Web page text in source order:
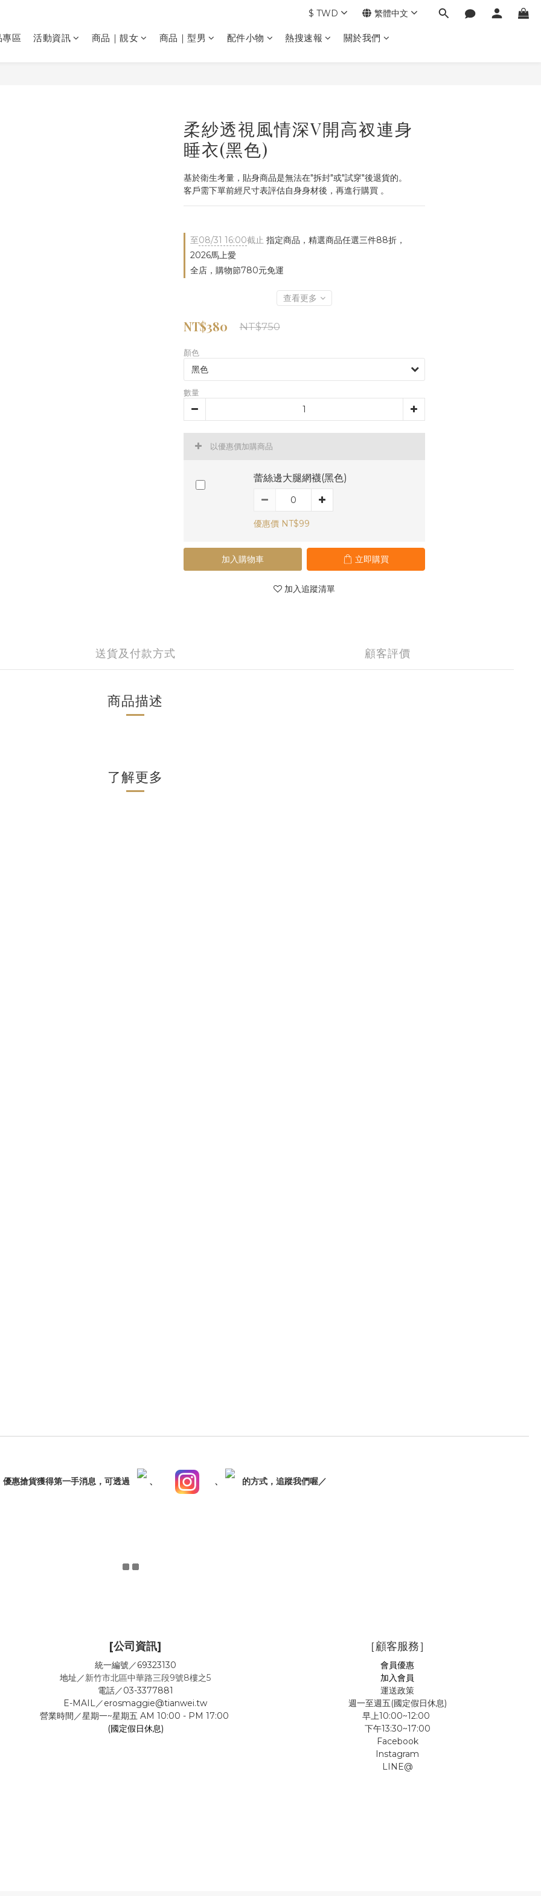
區 活動資訊 商品｜靚女 商品｜型男 配件小物 熱搜速報 關於我們
$ TWD 繁體中文
柔紗透視風情深V開高衩連身
睡衣(黑色)
基於衛生考量，貼身商品是無法在"拆封"或"試穿"後退貨的。
客戶需下單前經尺寸表評估自身身材後，再進行購買 。
至08/31 16:00截止 指定商品，精選商品任選三件88折，
2026馬上愛
全店，購物節780元免運
查看更多
NT$380 NT$750
顏色
數量
以優惠價加購商品
蕾絲邊大腿網襪(黑色)
優惠價 NT$99
加入購物車 立即購買
加入追蹤清單
送貨及付款方式 顧客評價
商品描述
了解更多
優惠搶貨獲得第一手消息，可透過 、 、 的方式，追蹤我們喔／
[公司資訊]
統一編號／69323130
地址／新竹市北區中華路三段9號8樓之5
電話／03-3377881
E-MAIL／erosmaggie@tianwei.tw
營業時間／星期一~星期五 AM 10:00 - PM 17:00
(國定假日休息)
［顧客服務］
會員優惠
加入會員
運送政策
週一至週五(國定假日休息)
早上10:00~12:00
下午13:30~17:00
Facebook
Instagram
LINE@